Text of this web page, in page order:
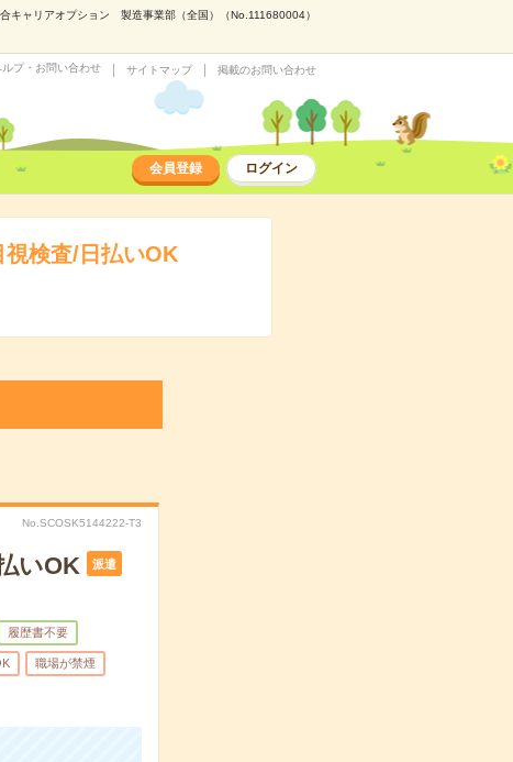
キャリアオプション 製造事業部（全国）（No.111680004）
ルプ・お問い合わせ サイトマップ 掲載のお問い合わせ
会員登録 ログイン
視検査/日払いOK
No.SCOSK5144222-T3
いOK 派遣
履歴書不要
職場が禁煙